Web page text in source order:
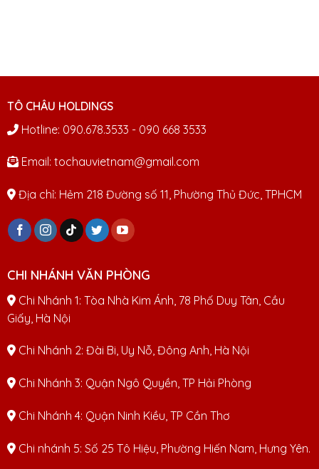
TÔ CHÂU HOLDINGS
Hotline: 090.678.3533 - 090 668 3533
Email: tochauvietnam@gmail.com
Địa chỉ: Hẻm 218 Đường số 11, Phường Thủ Đức, TPHCM
CHI NHÁNH VĂN PHÒNG
Chi Nhánh 1: Tòa Nhà Kim Ánh, 78 Phố Duy Tân, Cầu
Giấy, Hà Nội
Chi Nhánh 2: Đài Bi, Uy Nỗ, Đông Anh, Hà Nội
Chi Nhánh 3: Quận Ngô Quyền, TP Hải Phòng
Chi Nhánh 4: Quận Ninh Kiều, TP Cần Thơ
Chi nhánh 5: Số 25 Tô Hiệu, Phường Hiến Nam, Hưng Yên.